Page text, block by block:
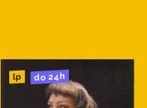
lp do 24h